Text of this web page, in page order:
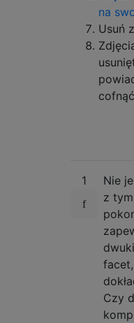
na
Usuń
1
Nie
z
Czy